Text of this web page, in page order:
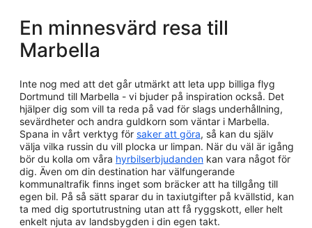
En minnesvärd resa till
Marbella
Inte nog med att det går utmärkt att leta upp billiga flyg
Dortmund till Marbella - vi bjuder på inspiration också. Det
hjälper dig som vill ta reda på vad för slags underhållning,
sevärdheter och andra guldkorn som väntar i Marbella.
Spana in vårt verktyg för saker att göra, så kan du själv
välja vilka russin du vill plocka ur limpan. När du väl är igång
bör du kolla om våra hyrbilserbjudanden kan vara något för
dig. Även om din destination har välfungerande
kommunaltrafik finns inget som bräcker att ha tillgång till
egen bil. På så sätt sparar du in taxiutgifter på kvällstid, kan
ta med dig sportutrustning utan att få ryggskott, eller helt
enkelt njuta av landsbygden i din egen takt.